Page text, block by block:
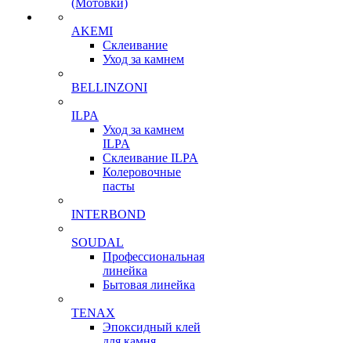
(Мотовки)
AKEMI
Склеивание
Уход за камнем
BELLINZONI
ILPA
Уход за камнем
ILPA
Склеивание ILPA
Колеровочные
пасты
INTERBOND
SOUDAL
Профессиональная
линейка
Бытовая линейка
TENAX
Эпоксидный клей